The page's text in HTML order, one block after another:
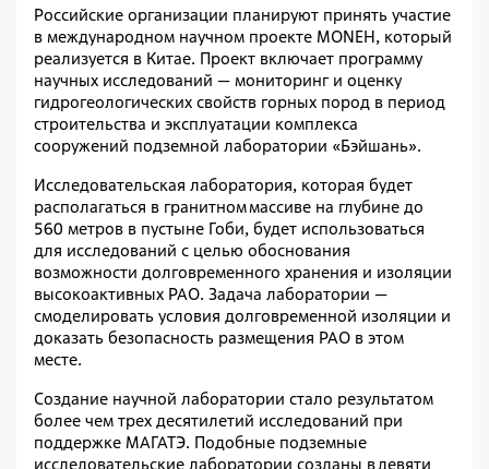
Российские организации планируют принять участие
в международном научном проекте MONEH, который
реализуется в Китае. Проект включает программу
научных исследований — мониторинг и оценку
гидрогеологических свойств горных пород в период
строительства и эксплуатации комплекса
сооружений подземной лаборатории «Бэйшань».
Исследовательская лаборатория, которая будет
располагаться в гранитном массиве на глубине до
560 метров в пустыне Гоби, будет использоваться
для исследований с целью обоснования
возможности долговременного хранения и изоляции
высокоактивных РАО. Задача лаборатории —
смоделировать условия долговременной изоляции и
доказать безопасность размещения РАО в этом
месте.
Создание научной лаборатории стало результатом
более чем трех десятилетий исследований при
поддержке МАГАТЭ. Подобные подземные
исследовательские лаборатории созданы в девяти